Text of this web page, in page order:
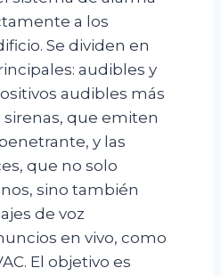
a los
Se dividen en
audibles y
audibles más
que emiten
y las
que no solo
sino también
de voz
en vivo, como
El objetivo es